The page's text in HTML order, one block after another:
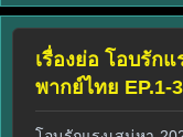
เรื่องย่อ โอบรัก
พากย์ไทย EP.1-